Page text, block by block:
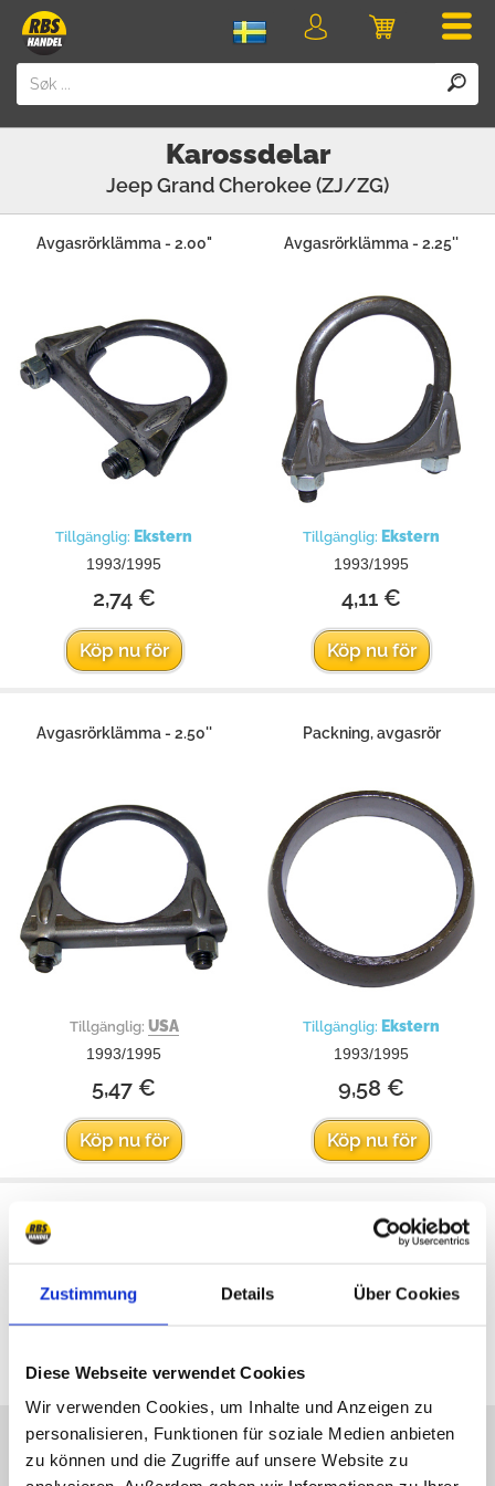
Zustimmung Details Über Cookies
Diese Webseite verwendet Cookies
Wir verwenden Cookies, um Inhalte und Anzeigen zu
personalisieren, Funktionen für soziale Medien anbieten
zu können und die Zugriffe auf unsere Website zu
Varukorg
Logga
Karossdelar
JeepGrand Cherokee (ZJ/ZG)
Avgasrörklämma - 2.00"
Tillgänglig: Ekstern
1993/1995
2,74 €
Köp nu för
Avgasrörklämma - 2.25''
Tillgänglig: Ekstern
1993/1995
4,11 €
Köp nu för
Avgasrörklämma - 2.50''
Tillgänglig: USA
1993/1995
5,47 €
Köp nu för
Packning, avgasrör
Tillgänglig: Ekstern
1993/1995
9,58 €
Köp nu för
Alla priser inkluderar moms
Vi är på nätet